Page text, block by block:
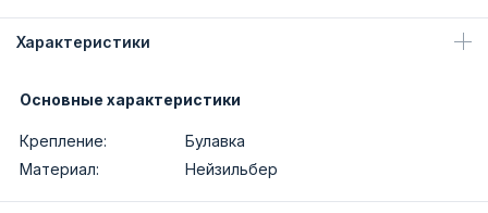
Характеристики
Основные характеристики
Крепление:
Булавка
Материал:
Нейзильбер